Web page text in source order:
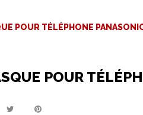
POUR TÉLÉPHONE
POUR